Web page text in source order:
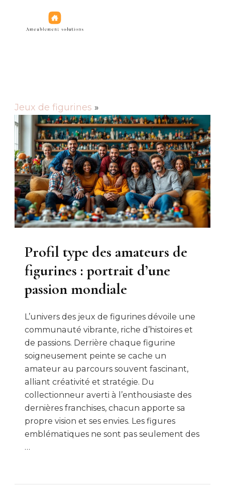
Jeux de figurines
Jeux de figurines »
Profil type des amateurs de
figurines : portrait d’une
passion mondiale
L’univers des jeux de figurines dévoile une
communauté vibrante, riche d’histoires et
de passions. Derrière chaque figurine
soigneusement peinte se cache un
amateur au parcours souvent fascinant,
alliant créativité et stratégie. Du
collectionneur averti à l’enthousiaste des
dernières franchises, chacun apporte sa
propre vision et ses envies. Les figures
emblématiques ne sont pas seulement des
…